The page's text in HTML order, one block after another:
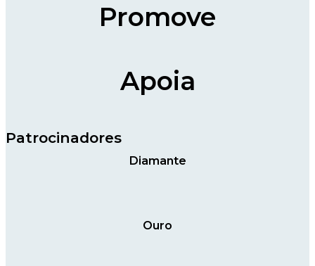
Promove
Apoia
Patrocinadores
Diamante
Ouro